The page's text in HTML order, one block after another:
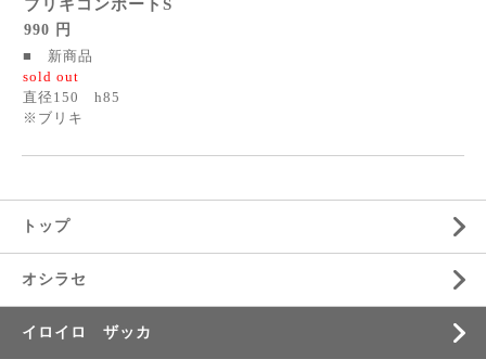
ブリキコンポートS
990 円
■ 新商品
sold out
直径150 h85
※ブリキ
トップ
オシラセ
イロイロ ザッカ